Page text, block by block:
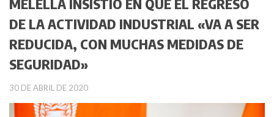
MELELLA INSISTIÓ EN QUE EL REGRESO
DE LA ACTIVIDAD INDUSTRIAL «VA A SER
REDUCIDA, CON MUCHAS MEDIDAS DE
SEGURIDAD»
30 DE ABRIL DE 2020